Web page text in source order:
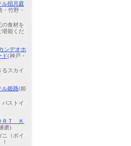
招月庭
・竹野・
の食材を
堪能くだ
ンデオホ
ド(神戸・
るスカイ
ル姫路(姫
ストイ
ＲＴ Ｋ
磨)
ニ（ボイ